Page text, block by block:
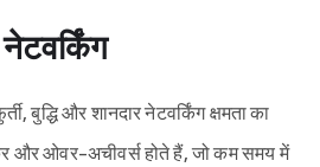
बुद्धि और शानदार नेटवर्किंग क्षमता का
और ओवर-अचीवर्स होते हैं, जो कम समय में